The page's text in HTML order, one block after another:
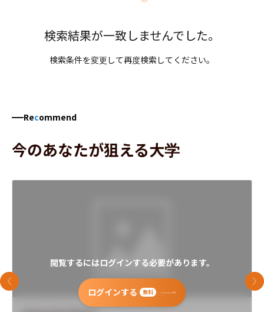
検索結果が一致しませんでした。
検索条件を変更して再度検索してください。
Recommend
今のあなたが狙える大学
閲覧するにはログインする必要があります。
ログインする 無料
前のスライド 次